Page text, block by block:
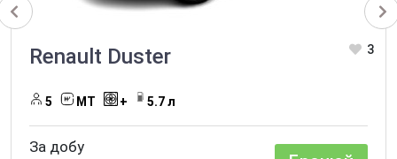
Renault Duster 3
5 МТ + 5.7 л
За добу